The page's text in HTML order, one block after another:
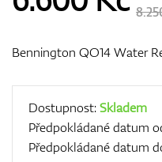
Bennington QO14 Water
Dostupnost:Skladem
Předpokládané datum
Předpokládané datum